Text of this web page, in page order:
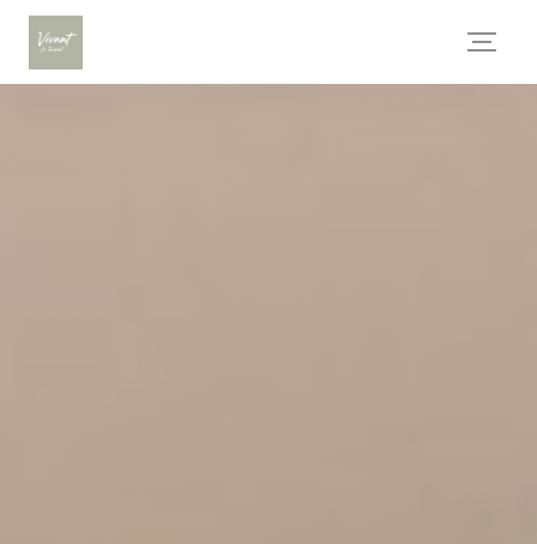
Personnalisation de vos choix en matière de cookies